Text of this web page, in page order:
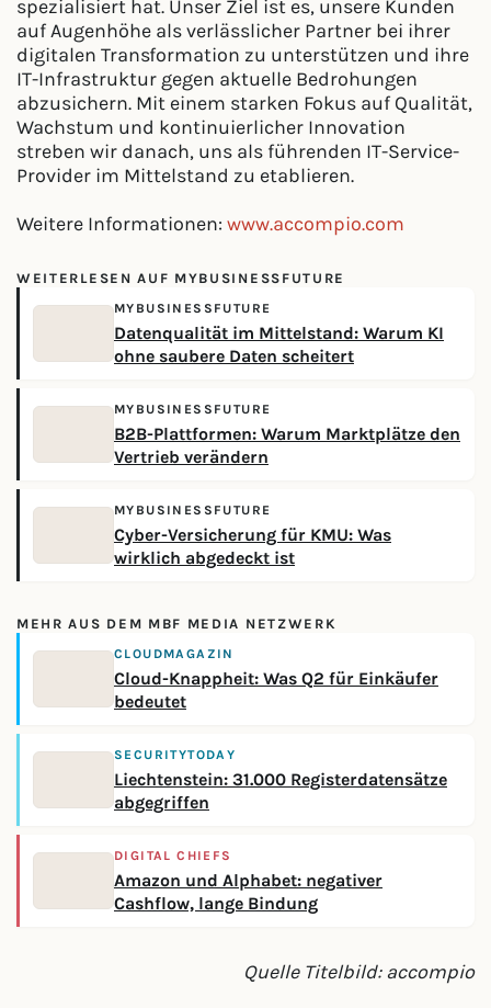
spezialisiert hat. Unser Ziel ist es, unsere Kunden
auf Augenhöhe als verlässlicher Partner bei ihrer
digitalen Transformation zu unterstützen und ihre
IT-Infrastruktur gegen aktuelle Bedrohungen
abzusichern. Mit einem starken Fokus auf Qualität,
Wachstum und kontinuierlicher Innovation
streben wir danach, uns als führenden IT-Service-
Provider im Mittelstand zu etablieren.
Weitere Informationen: www.accompio.com
WEITERLESEN AUF MYBUSINESSFUTURE
MYBUSINESSFUTURE
Datenqualität im Mittelstand: Warum KI
ohne saubere Daten scheitert
MYBUSINESSFUTURE
B2B-Plattformen: Warum Marktplätze den
Vertrieb verändern
MYBUSINESSFUTURE
Cyber-Versicherung für KMU: Was
wirklich abgedeckt ist
MEHR AUS DEM MBF MEDIA NETZWERK
CLOUDMAGAZIN
Cloud-Knappheit: Was Q2 für Einkäufer
bedeutet
SECURITYTODAY
Liechtenstein: 31.000 Registerdatensätze
abgegriffen
DIGITAL CHIEFS
Amazon und Alphabet: negativer
Cashflow, lange Bindung
Quelle Titelbild: accompio